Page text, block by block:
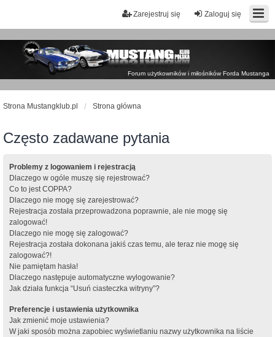
Zaloguj się
Zarejestruj się
Forum użytkowników i miłośników Forda Mustanga
Strona Mustangklub.pl Strona główna
Często zadawane pytania
Problemy z logowaniem i rejestracją
Dlaczego w ogóle muszę się rejestrować?
Co to jest COPPA?
Dlaczego nie mogę się zarejestrować?
Rejestracja została przeprowadzona poprawnie, ale nie mogę się
zalogować!
Dlaczego nie mogę się zalogować?
Rejestracja została dokonana jakiś czas temu, ale teraz nie mogę się
zalogować?!
Nie pamiętam hasła!
Dlaczego następuje automatyczne wylogowanie?
Jak działa funkcja “Usuń ciasteczka witryny”?
Preferencje i ustawienia użytkownika
Jak zmienić moje ustawienia?
W jaki sposób można zapobiec wyświetlaniu nazwy użytkownika na liście